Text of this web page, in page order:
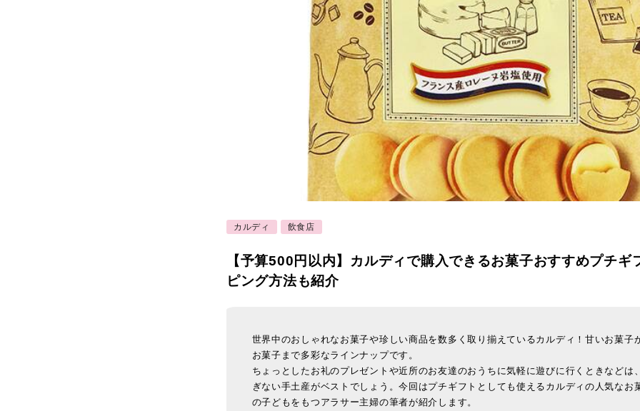
カルディ 飲食店
【予算500円以内】カルディで購入できるお菓子おすすめプチギ
ピング方法も紹介
世界中のおしゃれなお菓子や珍しい商品を数多く取り揃えているカルディ！甘いお菓子
お菓子まで多彩なラインナップです。
ちょっとしたお礼のプレゼントや近所のお友達のおうちに気軽に遊びに行くときなどは
ぎない手土産がベストでしょう。今回はプチギフトとしても使えるカルディの人気なお
の子どもをもつアラサー主婦の筆者が紹介します。